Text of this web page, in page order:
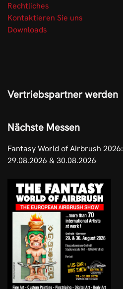
Rechtliches
Kontaktieren Sie uns
Downloads
Vertriebspartner werden
Nächste Messen
Fantasy World of Airbrush 2026:
29.08.2026 & 30.08.2026